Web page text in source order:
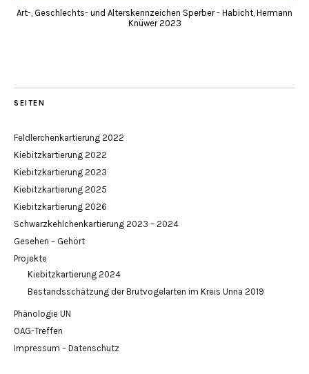
Art-, Geschlechts- und Alterskennzeichen Sperber - Habicht, Hermann
Knüwer 2023
SEITEN
Feldlerchenkartierung 2022
Kiebitzkartierung 2022
Kiebitzkartierung 2023
Kiebitzkartierung 2025
Kiebitzkartierung 2026
Schwarzkehlchenkartierung 2023 – 2024
Gesehen – Gehört
Projekte
Kiebitzkartierung 2024
Bestandsschätzung der Brutvogelarten im Kreis Unna 2019
Phänologie UN
OAG-Treffen
Impressum – Datenschutz